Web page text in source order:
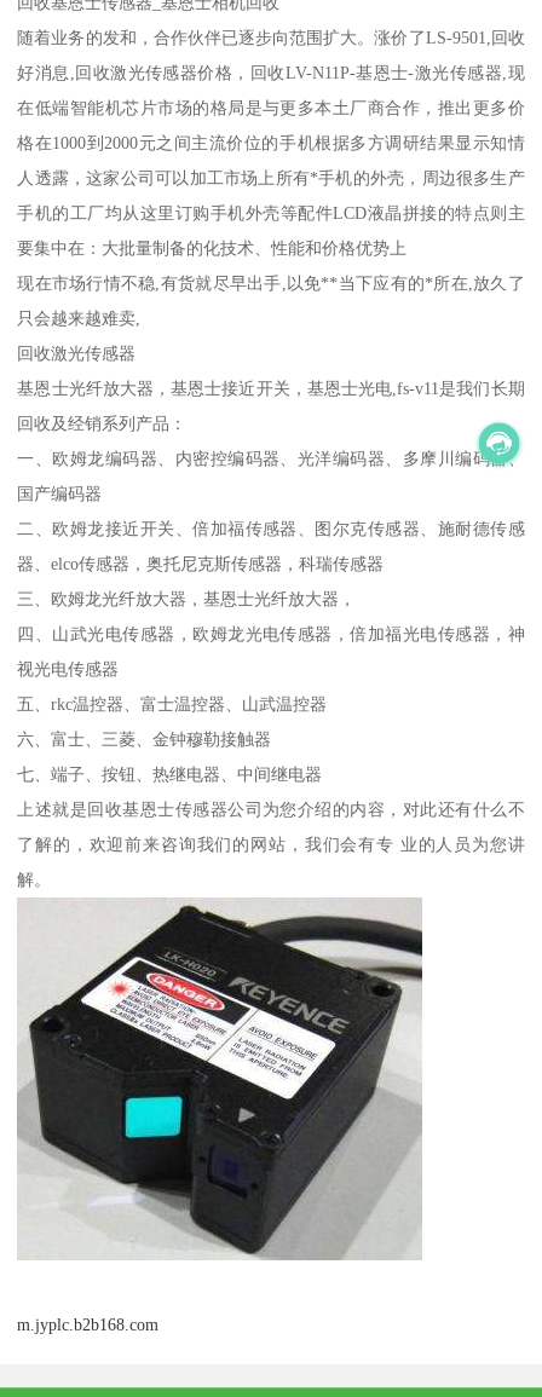
随着业务的发和，合作伙伴已逐步向范围扩大。涨价了LS-9501,回收
好消息,回收激光传感器价格，回收LV-N11P-基恩士-激光传感器,现
在低端智能机芯片市场的格局是与更多本土厂商合作，推出更多价
格在1000到2000元之间主流价位的手机根据多方调研结果显示知情
人透露，这家公司可以加工市场上所有*手机的外壳，周边很多生产
手机的工厂均从这里订购手机外壳等配件LCD液晶拼接的特点则主
要集中在：大批量制备的化技术、性能和价格优势上
现在市场行情不稳,有货就尽早出手,以免**当下应有的*所在,放久了
只会越来越难卖,
回收激光传感器
基恩士光纤放大器，基恩士接近开关，基恩士光电,fs-v11是我们长期
回收及经销系列产品：
一、欧姆龙编码器、内密控编码器、光洋编码器、多摩川编码器、
国产编码器
二、欧姆龙接近开关、倍加福传感器、图尔克传感器、施耐德传感
器、elco传感器，奥托尼克斯传感器，科瑞传感器
三、欧姆龙光纤放大器，基恩士光纤放大器，
四、山武光电传感器，欧姆龙光电传感器，倍加福光电传感器，神
视光电传感器
五、rkc温控器、富士温控器、山武温控器
六、富士、三菱、金钟穆勒接触器
七、端子、按钮、热继电器、中间继电器
上述就是回收基恩士传感器公司为您介绍的内容，对此还有什么不
了解的，欢迎前来咨询我们的网站，我们会有专 业的人员为您讲
解。
m.jyplc.b2b168.com